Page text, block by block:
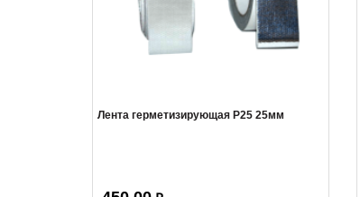
Лента герметизирующая Р25 25мм